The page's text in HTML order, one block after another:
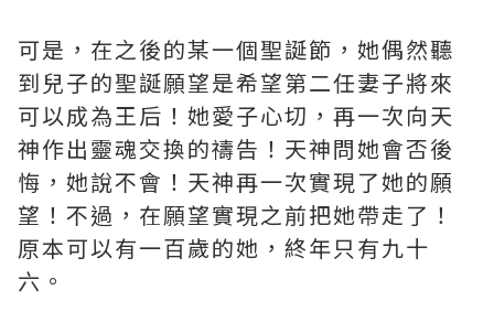
可是，在之後的某一個聖誕節，她偶然聽
到兒子的聖誕願望是希望第二任妻子將來
可以成為王后！她愛子心切，再一次向天
神作出靈魂交換的禱告！天神問她會否後
悔，她說不會！天神再一次實現了她的願
望！不過，在願望實現之前把她帶走了！
原本可以有一百歲的她，終年只有九十
六。